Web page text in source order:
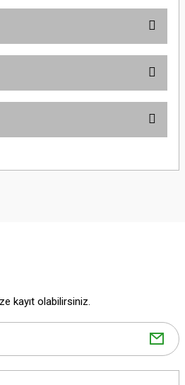
olmalı.
kayıt olabilirsiniz.